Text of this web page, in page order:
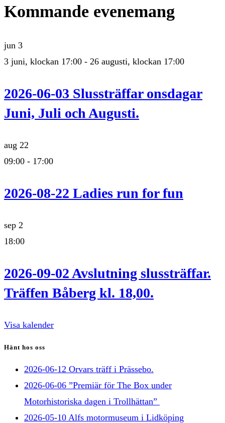
Kommande evenemang
jun 3
3 juni, klockan 17:00 - 26 augusti, klockan 17:00
2026-06-03 Slussträffar onsdagar
Juni, Juli och Augusti.
aug 22
09:00 - 17:00
2026-08-22 Ladies run for fun
sep 2
18:00
2026-09-02 Avslutning slussträffar.
Träffen Båberg kl. 18,00.
Visa kalender
Hänt hos oss
2026-06-12 Orvars träff i Prässebo.
2026-06-06 ”Premiär för The Box under
Motorhistoriska dagen i Trollhättan”
2026-05-10 Alfs motormuseum i Lidköping